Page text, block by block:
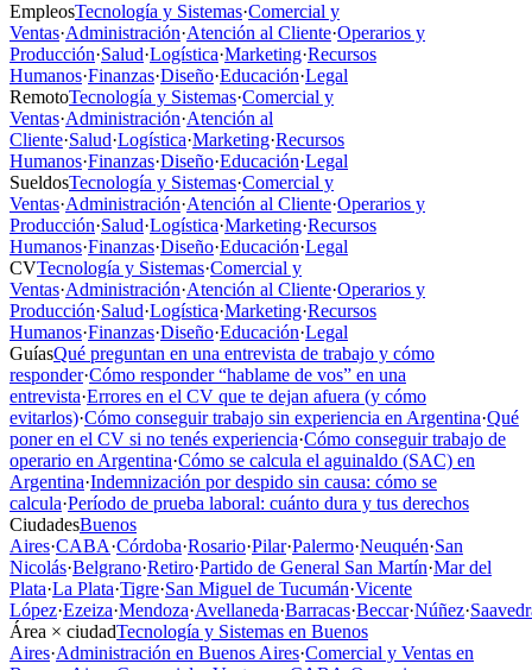
EmpleosTecnología y Sistemas·Comercial y
Ventas·Administración·Atención al Cliente·Operarios y
Producción·Salud·Logística·Marketing·Recursos
Humanos·Finanzas·Diseño·Educación·Legal
RemotoTecnología y Sistemas·Comercial y
Ventas·Administración·Atención al
Cliente·Salud·Logística·Marketing·Recursos
Humanos·Finanzas·Diseño·Educación·Legal
SueldosTecnología y Sistemas·Comercial y
Ventas·Administración·Atención al Cliente·Operarios y
Producción·Salud·Logística·Marketing·Recursos
Humanos·Finanzas·Diseño·Educación·Legal
CVTecnología y Sistemas·Comercial y
Ventas·Administración·Atención al Cliente·Operarios y
Producción·Salud·Logística·Marketing·Recursos
Humanos·Finanzas·Diseño·Educación·Legal
GuíasQué preguntan en una entrevista de trabajo y cómo
responder·Cómo responder “hablame de vos” en una
entrevista·Errores en el CV que te dejan afuera (y cómo
evitarlos)·Cómo conseguir trabajo sin experiencia en Argentina·Qué
poner en el CV si no tenés experiencia·Cómo conseguir trabajo de
operario en Argentina·Cómo se calcula el aguinaldo (SAC) en
Argentina·Indemnización por despido sin causa: cómo se
calcula·Período de prueba laboral: cuánto dura y tus derechos
CiudadesBuenos
Aires·CABA·Córdoba·Rosario·Pilar·Palermo·Neuquén·San
Nicolás·Belgrano·Retiro·Partido de General San Martín·Mar del
Plata·La Plata·Tigre·San Miguel de Tucumán·Vicente
López·Ezeiza·Mendoza·Avellaneda·Barracas·Beccar·Núñez·
Área × ciudadTecnología y Sistemas en Buenos
Aires·Administración en Buenos Aires·Comercial y Ventas en